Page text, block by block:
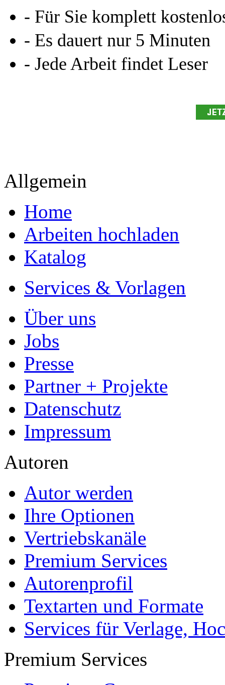
Leseprobe aus 19 Seiten
Ihre Unterweisung /
- Hohes Honorar auf die
- Für Sie komplett
- Es dauert nur 5 Minuten
- Jede Arbeit findet Leser
Allgemein
Home
Arbeiten hochladen
Katalog
Services & Vorlagen
Über uns
Jobs
Presse
Partner + Projekte
Datenschutz
Impressum
Autoren